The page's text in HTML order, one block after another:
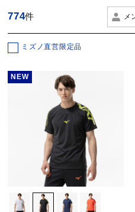
ゴルフ
スイム
バレーボール
774件
ミズノ直営限定品
NEW